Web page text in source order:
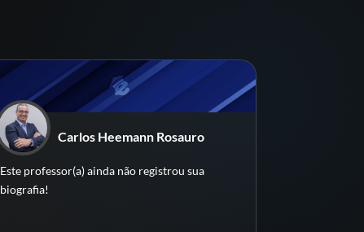
Carlos Heemann Rosauro
Este professor(a) ainda não registrou sua
biografia!